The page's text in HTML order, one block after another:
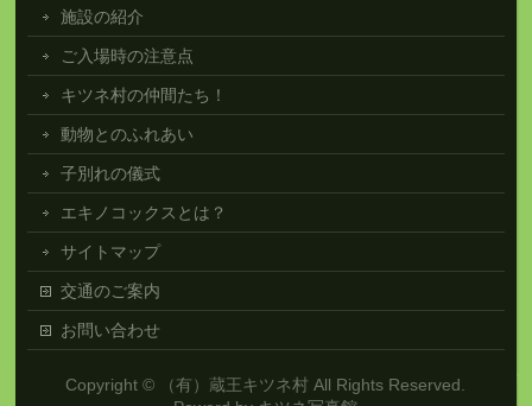
施設の紹介
ご入場時の注意点
キツネ村の仲間たち！
動物とのふれあい
子別れの儀式
エキノコックスとは？
サイトマップ
交通のご案内
お問い合わせ
Copyright © （有）蔵王キツネ村 All Rights Reserved.